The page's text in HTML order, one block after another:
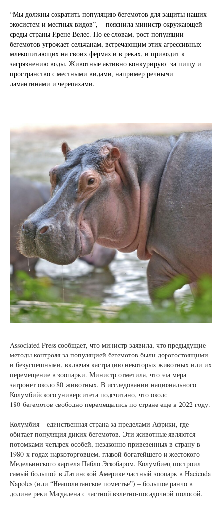
“Мы должны сократить популяцию бегемотов для защиты наших
экосистем и местных видов”, – пояснила министр окружающей
среды страны Ирене Велес. По ее словам, рост популяции
бегемотов угрожает сельчанам, встречающим этих агрессивных
млекопитающих на своих фермах и в реках, и приводит к
загрязнению воды. Животные активно конкурируют за пищу и
пространство с местными видами, например речными
ламантинами и черепахами.
Associated Press сообщает, что министр заявила, что предыдущие
методы контроля за популяцией бегемотов были дорогостоящими
и безуспешными, включая кастрацию некоторых животных или их
перемещение в зоопарки. Министр отметила, что эта мера
затронет около 80 животных. В исследовании национального
Колумбийского университета подсчитано, что около
180 бегемотов свободно перемещались по стране еще в 2022 году.
Колумбия – единственная страна за пределами Африки, где
обитает популяция диких бегемотов. Эти животные являются
потомками четырех особей, незаконно привезенных в страну в
1980-х годах наркоторговцем, главой богатейшего и жестокого
Медельинского картеля Пабло Эскобаром. Колумбиец построил
самый большой в Латинской Америке частный зоопарк в Hacienda
Napoles (или “Неаполитанское поместье”) – большое ранчо в
долине реки Магдалена с частной взлетно-посадочной полосой.